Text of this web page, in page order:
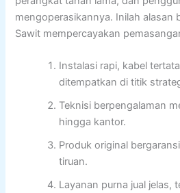
mengoperasikannya. Inilah alasan
Sawit mempercayakan
Instalasi rapi, kabel
ditempatkan di titik
Teknisi berpengalaman
hingga kantor.
Produk original
tiruan.
Layanan purna jual jelas,